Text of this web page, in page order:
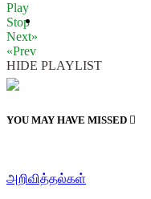
Play
Stop
Next»
«Prev
HIDE PLAYLIST
YOU MAY HAVE MISSED
அறிவித்தல்கள்